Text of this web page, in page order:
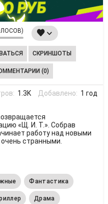
СКРИНШОТЫ
(0)
1.3K Добавлено: 1 год
«Щ. И. Т.». Собрав
работу над новыми
странными.
Фантастика
Драма